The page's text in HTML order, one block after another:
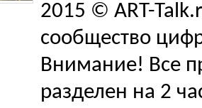
2015 © ART-
сообщество
Внимание! Все
разделен на 2